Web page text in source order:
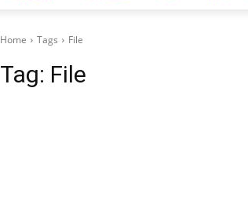
Home Tags File
Tag: File